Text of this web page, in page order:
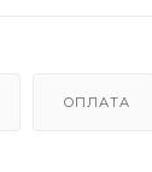
ОПЛАТА